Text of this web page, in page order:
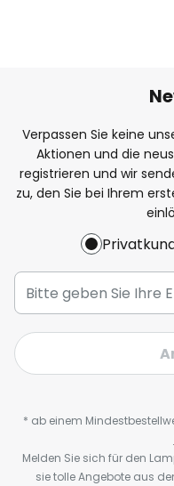
Verpassen Sie keine
Aktionen und die
registrieren und wir
zu, den Sie bei Ihrem
* ab einem
Melden Sie sich für den
sie tolle Angebote aus